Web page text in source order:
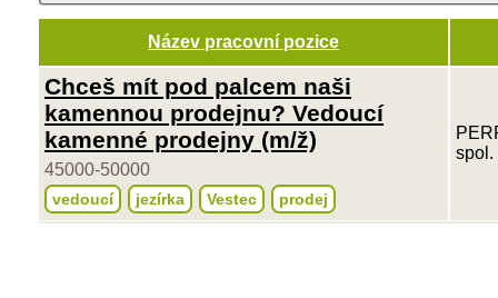
Název pracovní pozice
Chceš mít pod palcem naši
kamennou prodejnu? Vedoucí
kamenné prodejny (m/ž)
45000-50000
vedoucí jezírka Vestec prodej
spol.